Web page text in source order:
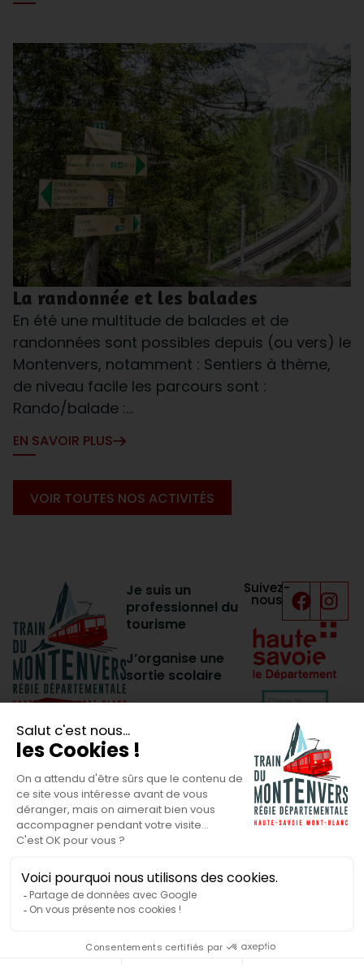
La randonnée et les balades
En été une multitude de balades et de
randonnées sont possibles depuis (ou vers) le
Montenvers, notamment : Sentiers à thème,
de niveau facile les parcours sont :
Rando/balade :...
EN SAVOIR PLUS
VOIR TOUTES NOS ACTIVITÉS
BILLETTERIE
CONTACT
Je suis un
professionnel du
tourisme
J’organise une
sortie scolaire
Presse
Nos actualités
FAQ
avis
Suivez-
nous
Plan du site Mentions légales
Politique de confidentialité